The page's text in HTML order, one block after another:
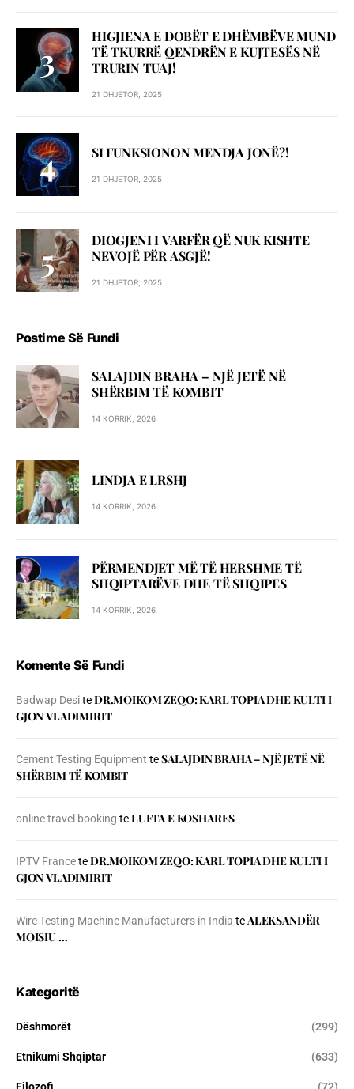
HIGJIENA E DOBËT E DHËMBËVE MUND
TË TKURRË QENDRËN E KUJTESËS NË
TRURIN TUAJ!
21 DHJETOR, 2025
SI FUNKSIONON MENDJA JONË?!
21 DHJETOR, 2025
DIOGJENI I VARFËR QË NUK KISHTE
NEVOJË PËR ASGJË!
21 DHJETOR, 2025
Postime Së Fundi
SALAJDIN BRAHA – NJЁ JETЁ NЁ
SHЁRBIM TЁ KOMBIT
14 KORRIK, 2026
LINDJA E LRSHJ
14 KORRIK, 2026
PËRMENDJET MË TË HERSHME TË
SHQIPTARËVE DHE TË SHQIPES
14 KORRIK, 2026
Komente Së Fundi
Badwap DesiteDR.MOIKOM ZEQO: KARL TOPIA DHE KULTI I
GJON VLADIMIRIT
Cement Testing Equipment teSALAJDIN BRAHA – NJЁ JETЁ NЁ
SHЁRBIM TЁ KOMBIT
online travel booking teLUFTA E KOSHARES
IPTV FranceteDR.MOIKOM ZEQO: KARL TOPIA DHE KULTI I
GJON VLADIMIRIT
Wire Testing Machine Manufacturers in India teALEKSANDËR
MOISIU …
Kategoritë
Dëshmorët (299)
Etnikumi Shqiptar (633)